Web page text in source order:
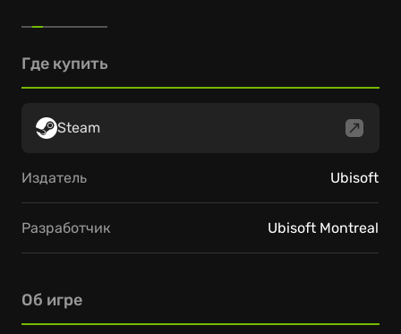
Об игре
Где купить
Steam
Издатель Ubisoft
Разработчик Ubisoft Montreal